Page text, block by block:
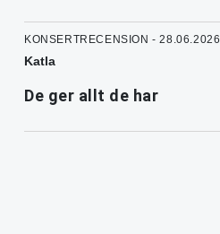
KONSERTRECENSION - 28.06.2026
Katla
De ger allt de har